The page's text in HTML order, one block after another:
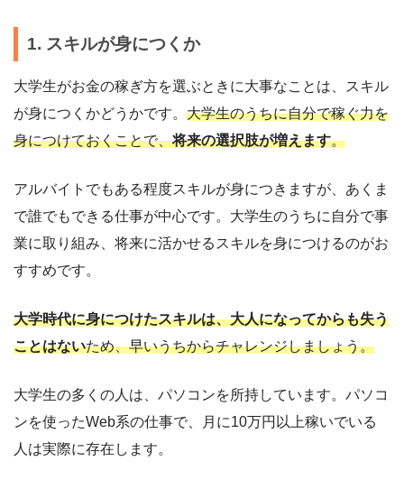
1. スキルが身につくか
大学生がお金の稼ぎ方を選ぶときに大事なことは、スキル
が身につくかどうかです。 大学生のうちに自分で稼ぐ力を
身につけておくことで、将来の選択肢が増えます。
アルバイトでもある程度スキルが身につきますが、あくま
で誰でもできる仕事が中心です。大学生のうちに自分で事
業に取り組み、将来に活かせるスキルを身につけるのがお
すすめです。
大学時代に身につけたスキルは、大人になってからも失う
ことはないため、早いうちからチャレンジしましょう。
大学生の多くの人は、パソコンを所持しています。パソコ
ンを使ったWeb系の仕事で、月に10万円以上稼いでいる
人は実際に存在します。